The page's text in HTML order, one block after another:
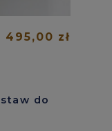
495,00 zł
do